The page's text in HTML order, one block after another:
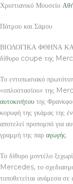
Χριστιανικό Μουσείο
Πάτμου και Σάμου
ΒΙΟΛΟΓΙΚΑ ΦΘΗΝΑ
δίθυρο coupe της
Το εντυπωσιακό
«οπλοστασίου» της
αυτοκινήτου της
κορυφή της γκάμας της
αποτελεί προπομπό για
γραμμή της παρ αγωγής.
Το δίθυρο μοντέλο
Mercedes, το σχεδιασμό
τοποθετείται ανάμεσα